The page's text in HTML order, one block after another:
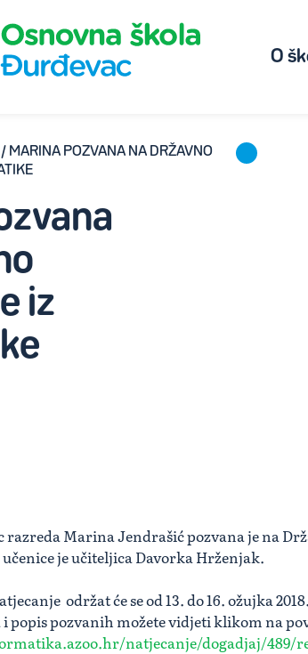
O
/ MARINA POZVANA NA DRŽAVNO
iz
razreda Marina Jendrašić pozvana je na
je učiteljica Davorka Hrženjak.
održat će se od 13. do 16. ožujka
popis pozvanih možete vidjeti klikom na
natjecanje/dogadjaj/489/